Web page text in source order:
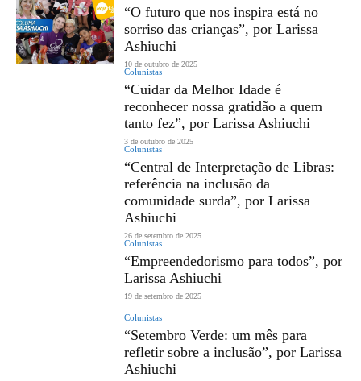
“O futuro que nos inspira está no
sorriso das crianças”, por Larissa
Ashiuchi
10 de outubro de 2025
Colunistas
“Cuidar da Melhor Idade é
reconhecer nossa gratidão a quem
tanto fez”, por Larissa Ashiuchi
3 de outubro de 2025
Colunistas
“Central de Interpretação de Libras:
referência na inclusão da
comunidade surda”, por Larissa
Ashiuchi
26 de setembro de 2025
Colunistas
“Empreendedorismo para todos”, por
Larissa Ashiuchi
19 de setembro de 2025
Colunistas
“Setembro Verde: um mês para
refletir sobre a inclusão”, por Larissa
Ashiuchi